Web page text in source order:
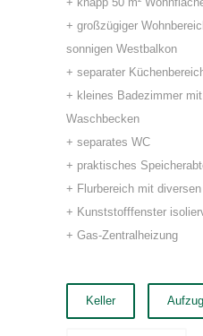
+ großzügiger
sonnigen Westbalkon
+ separater
+ kleines Badezimmer
Waschbecken
+ separates WC
+ praktisches
+ Flurbereich mit
+ Kunststofffenster
+ Gas-Zentralheizung
Keller Aufzug